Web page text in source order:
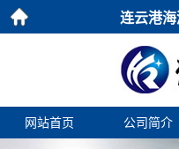
连云港海
网站首页 公司简介